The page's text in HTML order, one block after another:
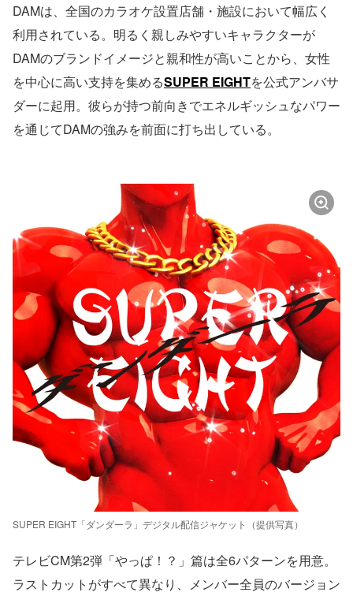
DAMは、全国のカラオケ設置店舗・施設において幅広く
利用されている。明るく親しみやすいキャラクターが
DAMのブランドイメージと親和性が高いことから、女性
を中心に高い支持を集めるSUPER EIGHTを公式アンバサ
ダーに起用。彼らが持つ前向きでエネルギッシュなパワー
を通じてDAMの強みを前面に打ち出している。
SUPER EIGHT「ダンダーラ」デジタル配信ジャケット（提供写真）
テレビCM第2弾「やっぱ！？」篇は全6パターンを用意。
ラストカットがすべて異なり、メンバー全員のバージョン